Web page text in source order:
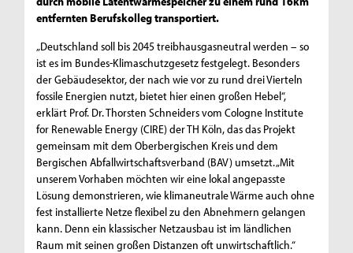
entfernten Berufskolleg transportiert.
„Deutschland soll bis 2045 treibhausgasneutral werden – so
ist es im Bundes-Klimaschutzgesetz festgelegt. Besonders
der Gebäudesektor, der nach wie vor zu rund drei Vierteln
fossile Energien nutzt, bietet hier einen großen Hebel“,
erklärt Prof. Dr. Thorsten Schneiders vom Cologne Institute
for Renewable Energy (CIRE) der TH Köln, das das Projekt
gemeinsam mit dem Oberbergischen Kreis und dem
Bergischen Abfallwirtschaftsverband (BAV) umsetzt. „Mit
unserem Vorhaben möchten wir eine lokal angepasste
Lösung demonstrieren, wie klimaneutrale Wärme auch ohne
fest installierte Netze flexibel zu den Abnehmern gelangen
kann. Denn ein klassischer Netzausbau ist im ländlichen
Raum mit seinen großen Distanzen oft unwirtschaftlich.“